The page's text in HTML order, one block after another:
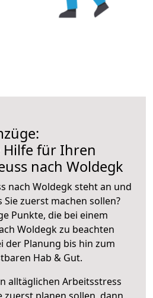
Hilfe für Ihren
nach Woldegk
nach Woldegk steht an und
Sie zuerst machen sollen?
Punkte, die bei einem
Woldegk zu beachten
der Planung bis hin zum
Hab & Gut.
alltäglichen Arbeitsstress